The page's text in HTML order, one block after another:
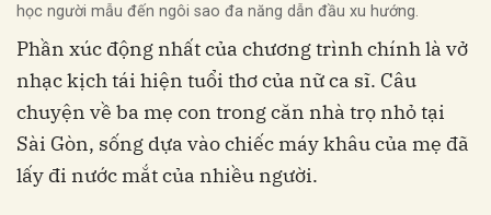
học người mẫu đến ngôi sao đa năng dẫn đầu xu hướng.
Phần xúc động nhất của chương trình chính là vở
nhạc kịch tái hiện tuổi thơ của nữ ca sĩ. Câu
chuyện về ba mẹ con trong căn nhà trọ nhỏ tại
Sài Gòn, sống dựa vào chiếc máy khâu của mẹ đã
lấy đi nước mắt của nhiều người.